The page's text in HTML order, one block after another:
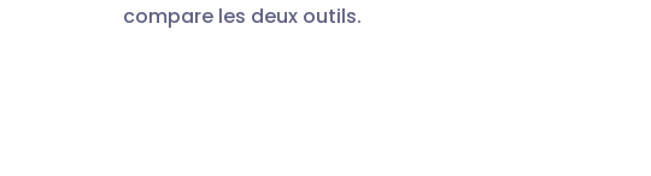
compare les deux outils.